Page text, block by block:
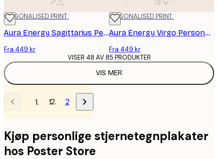
PERSONALISED PRINT
Aura Energy Sagittarius Personal Plakat
Fra 449 kr
PERSONALISED PRINT
Aura Energy Virgo Personal Plakat
Fra 449 kr
VIS MER
VISER 48 AV 85 PRODUKTER
1 2
Kjøp personlige stjernetegnplakater
hos Poster Store